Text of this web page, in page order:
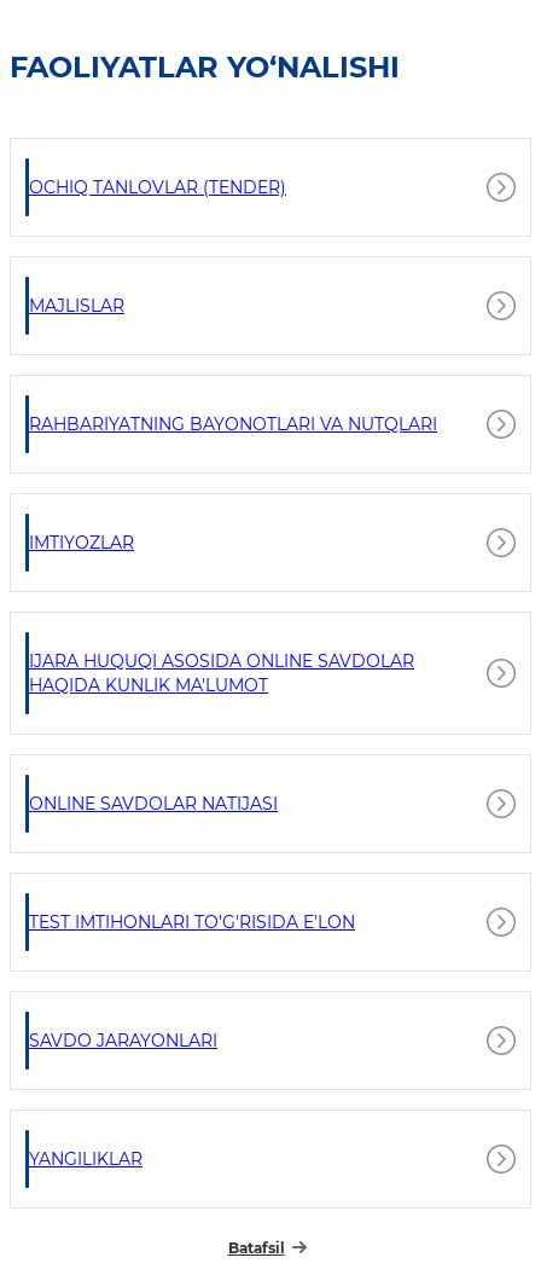
FAOLIYATLAR YO‘NALISHI
OCHIQ TANLOVLAR (TENDER)
MAJLISLAR
RAHBARIYATNING BAYONOTLARI VA NUTQLARI
IMTIYOZLAR
IJARA HUQUQI ASOSIDA ONLINE SAVDOLAR
HAQIDA KUNLIK MA'LUMOT
ONLINE SAVDOLAR NATIJASI
TEST IMTIHONLARI TO'G'RISIDA E'LON
SAVDO JARAYONLARI
YANGILIKLAR
Batafsil